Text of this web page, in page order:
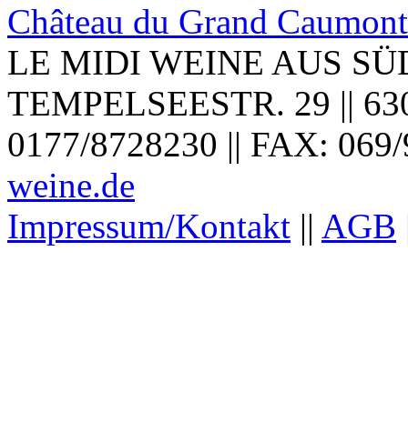
Château du Grand
LE MIDI WEINE AUS
TEMPELSEESTR. 29 ||
0177/8728230 || FAX:
weine.de
Impressum/Kontakt || AGB